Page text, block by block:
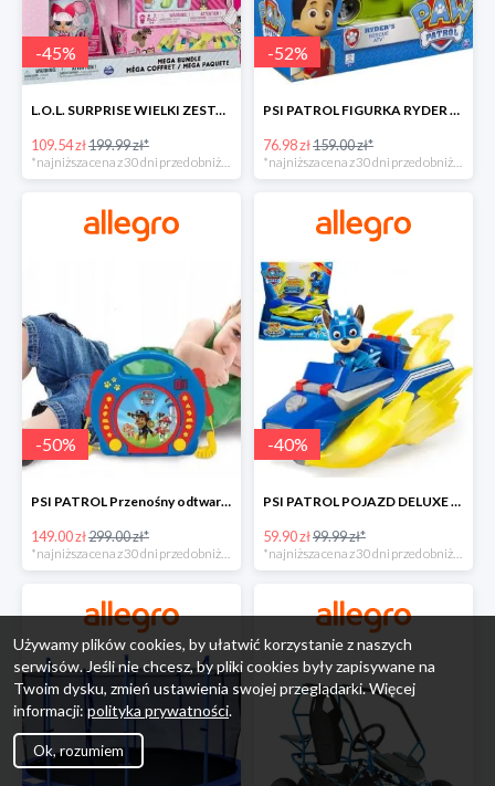
-45%
L.O.L. SURPRISE WIELKI ZESTAW NIESPODZIANKA 4 GRY -45%
109.54 zł199.99 zł*
-52%
PSI PATROL FIGURKA RYDER + QUAD POJAZD RATUNKOWY -51%
76.98 zł159.00 zł*
-50%
PSI PATROL Przenośny odtwarzacz CD Karaoke PAW -50%
149.00 zł299.00 zł*
*najniższa cena z 30 dni przed obniżką
-40%
PSI PATROL POJAZD DELUXE FIGURKA CHASE MIGHTY PUPS -40%
59.90 zł99.99 zł*
*najniższa cena z 30 dni przed obniżką
Używamy plików cookies, by ułatwić korzystanie z naszych
serwisów. Jeśli nie chcesz, by pliki cookies były zapisywane na
Twoim dysku, zmień ustawienia swojej przeglądarki. Więcej
informacji: polityka prywatności.
Ok, rozumiem